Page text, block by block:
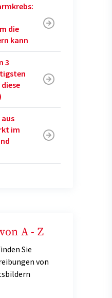
die
kann
3
im
A - Z
Sie
von